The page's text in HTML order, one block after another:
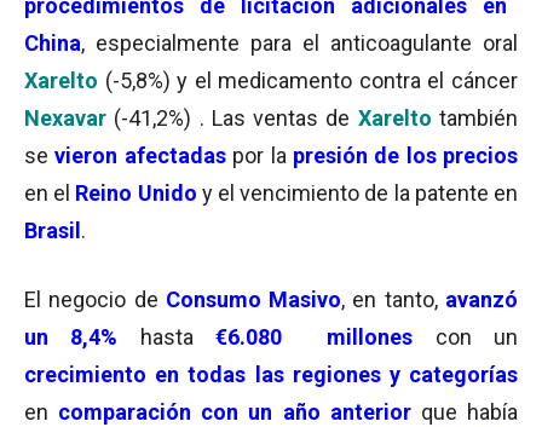
procedimientos de licitación adicionales en
China, especialmente para el anticoagulante oral
Xarelto (-5,8%) y el medicamento contra el cáncer
Nexavar (-41,2%) . Las ventas de Xarelto también
sevieron afectadas por la presión de los precios
en el Reino Unido y el vencimiento de la patente en
Brasil .
El negocio de Consumo Masivo, en tanto, avanzó
un 8,4%
hasta€6.080 millones con un
crecimiento en todas las regiones y categorías
en comparación con un año anterior que había